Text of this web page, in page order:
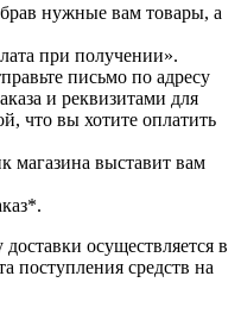
нужные вам товары, а
при получении».
письмо по адресу
и реквизитами для
что вы хотите оплатить
магазина выставит вам
доставки осуществляется в
поступления средств на